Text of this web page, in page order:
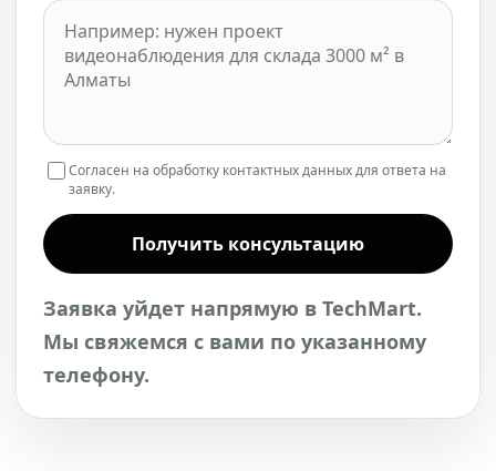
Согласен на обработку контактных данных для ответа на
заявку.
Получить консультацию
Заявка уйдет напрямую в TechMart.
Мы свяжемся с вами по указанному
телефону.